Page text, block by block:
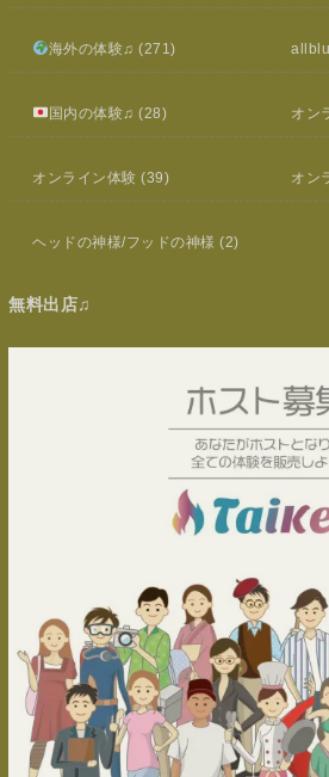
海外の体験♫ (271)
国内の体験♫ (28) オン
オンライン体験 (39) オン
ヘッドの神様/フッドの神様 (2)
無料出店♫